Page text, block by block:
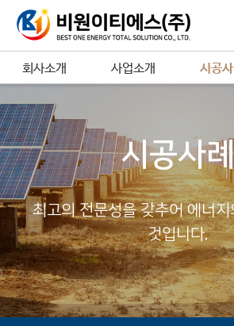
회사소개 사업소개 시공
시공사례
최고의 전문성을 갖추어 에너
것입니다.